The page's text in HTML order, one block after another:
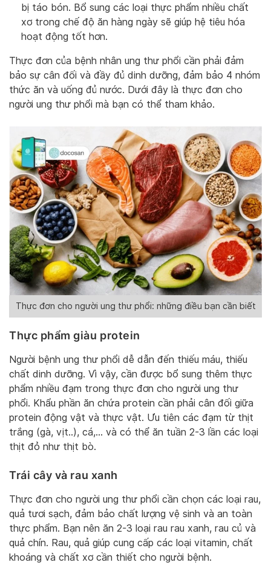
bị táo bón. Bổ sung các loại thực phẩm nhiều chất
xơ trong chế độ ăn hàng ngày sẽ giúp hệ tiêu hóa
hoạt động tốt hơn.
Thực đơn của bệnh nhân ung thư phổi cần phải đảm
bảo sự cân đối và đầy đủ dinh dưỡng, đảm bảo 4 nhóm
thức ăn và uống đủ nước. Dưới đây là thực đơn cho
người ung thư phổi mà bạn có thể tham khảo.
Thực đơn cho người ung thư phổi: những điều bạn cần biết
Thực phẩm giàu protein
Người bệnh ung thư phổi dễ dẫn đến thiếu máu, thiếu
chất dinh dưỡng. Vì vậy, cần được bổ sung thêm thực
phẩm nhiều đạm trong thực đơn cho người ung thư
phổi. Khẩu phần ăn chứa protein cần phải cân đối giữa
protein động vật và thực vật. Ưu tiên các đạm từ thịt
trắng (gà, vịt..), cá,… và có thể ăn tuần 2-3 lần các loại
thịt đỏ như thịt bò.
Trái cây và rau xanh
Thực đơn cho người ung thư phổi cần chọn các loại rau,
quả tươi sạch, đảm bảo chất lượng vệ sinh và an toàn
thực phẩm. Bạn nên ăn 2-3 loại rau rau xanh, rau củ và
quả chín. Rau, quả giúp cung cấp các loại vitamin, chất
khoáng và chất xơ cần thiết cho người bệnh.